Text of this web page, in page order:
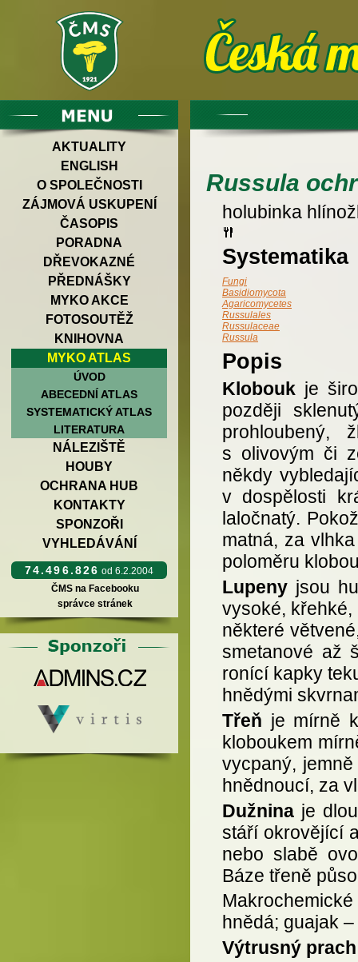
AKTUALITY
ENGLISH
O SPOLEČNOSTI
ZÁJMOVÁ USKUPENÍ
ČASOPIS
PORADNA
DŘEVOKAZNÉ
PŘEDNÁŠKY
MYKO AKCE
FOTOSOUTĚŽ
KNIHOVNA
MYKO ATLAS
ÚVOD
ABECEDNÍ ATLAS
SYSTEMATICKÝ ATLAS
LITERATURA
NÁLEZIŠTĚ
HOUBY
OCHRANA HUB
KONTAKTY
SPONZOŘI
VYHLEDÁVÁNÍ
74.496.826 od 6.2.2004
ČMS na Facebooku
správce stránek
Russula
holubinka
Systematika
Fungi
Basidiomycota
Agaricomycetes
Russulales
Russulaceae
Russula
Popis
Klobouk je
později
prohloubený,
s olivovým či
někdy
v dospělosti
laločnatý.
matná, za
poloměru
Lupeny jsou
vysoké,
některé
smetanové až
ronící kapky
hnědými
Třeň je mírně
kloboukem
vycpaný,
hnědnoucí, za
Dužnina je
stáří okrovějící
nebo slabě
Báze třeně
hnědá; guajak
Výtrusný prach